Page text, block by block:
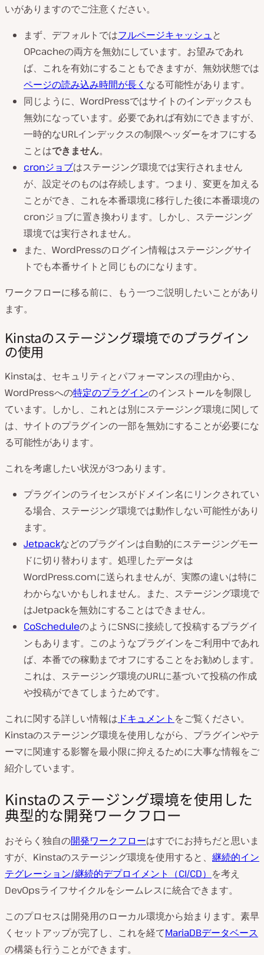
いがありますのでご注意ください。
まず、デフォルトではフルページキャッシュと
OPcacheの両方を無効にしています。お望みであれ
ば、これを有効にすることもできますが、無効状態では
ページの読み込み時間が長く なる可能性があります。
同じように、WordPressではサイトのインデックスも
無効になっています。必要であれば有効にできますが、
一時的なURLインデックスの制限ヘッダーをオフにする
ことはできません。
cronジョブはステージング環境では実行されません
が、設定そのものは存続します。つまり、変更を加える
ことができ、これを本番環境に移行した後に本番環境の
cronジョブに置き換わります。しかし、ステージング
環境では実行されません。
また、WordPressのログイン情報はステージングサイ
トでも本番サイトと同じものになります。
ワークフローに移る前に、もう一つご説明したいことがあり
ます。
Kinstaのステージング環境でのプラグイン
の使用
Kinstaは、セキュリティとパフォーマンスの理由から、
WordPressへの特定のプラグインのインストールを制限し
ています。しかし、これとは別にステージング環境に関して
は、サイトのプラグインの一部を無効にすることが必要にな
る可能性があります。
これを考慮したい状況が3つあります。
プラグインのライセンスがドメイン名にリンクされてい
る場合、ステージング環境では動作しない可能性があり
ます。
Jetpackなどのプラグインは自動的にステージングモー
ドに切り替わります。処理したデータは
WordPress.comに送られませんが、実際の違いは特に
わからないかもしれません。また、ステージング環境で
はJetpackを無効にすることはできません。
CoScheduleのようにSNSに接続して投稿するプラグイ
ンもあります。このようなプラグインをご利用中であれ
ば、本番での稼動までオフにすることをお勧めします。
これは、ステージング環境のURLに基づいて投稿の作成
や投稿ができてしまうためです。
これに関する詳しい情報は ドキュメント をご覧ください。
Kinstaのステージング環境を使用しながら、プラグインやテ
ーマに関連する影響を最小限に抑えるために大事な情報をご
紹介しています。
Kinstaのステージング環境を使用した
典型的な開発ワークフロー
おそらく独自の開発ワークフローはすでにお持ちだと思いま
すが、Kinstaのステージング環境を使用すると、 継続的イン
テグレーション/継続的デプロイメント（CI/CD） を考え
DevOpsライフサイクルをシームレスに統合できます。
このプロセスは開発用のローカル環境から始まります。素早
くセットアップが完了し、これを経てMariaDBデータベース
の構築も行うことができます。